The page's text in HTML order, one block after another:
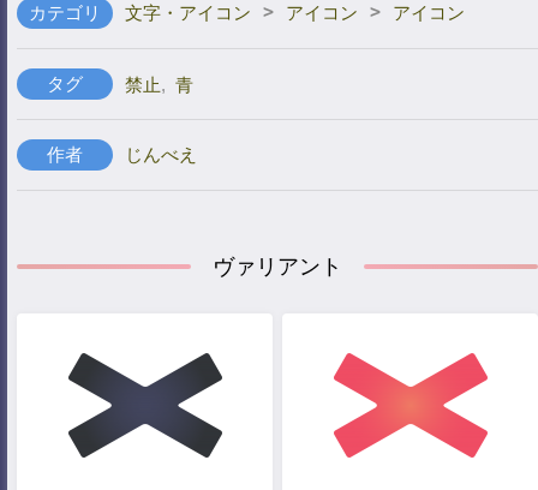
カテゴリ 文字・アイコン > アイコン > アイコン
タグ 禁止, 青
作者 じんべえ
ヴァリアント